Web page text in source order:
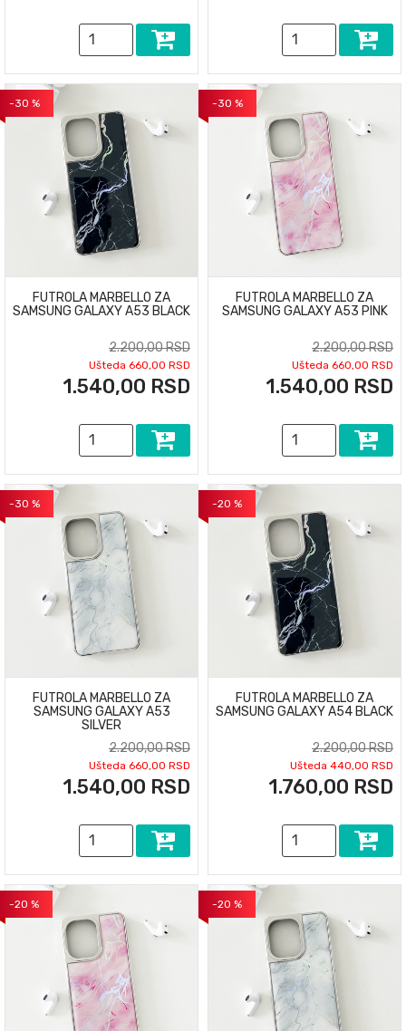
-30 %
FUTROLA MARBELLO ZA
SAMSUNG GALAXY A53 BLACK
2.200,00 RSD
Ušteda 660,00 RSD
1.540,00 RSD
-30 %
FUTROLA MARBELLO ZA
SAMSUNG GALAXY A53 PINK
2.200,00 RSD
Ušteda 660,00 RSD
1.540,00 RSD
-30 %
FUTROLA MARBELLO ZA
SAMSUNG GALAXY A53
SILVER
2.200,00 RSD
Ušteda 660,00 RSD
1.540,00 RSD
-20 %
FUTROLA MARBELLO ZA
SAMSUNG GALAXY A54 BLACK
2.200,00 RSD
Ušteda 440,00 RSD
1.760,00 RSD
-20 % -20 %